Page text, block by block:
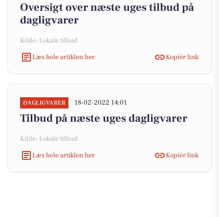
Oversigt over næste uges tilbud på
dagligvarer
Kilde: Lokale tilbud
Læs hele artiklen her
Kopiér link
DAGLIGVARER 18-02-2022 14:01
Tilbud på næste uges dagligvarer
Kilde: Lokale tilbud
Læs hele artiklen her
Kopiér link